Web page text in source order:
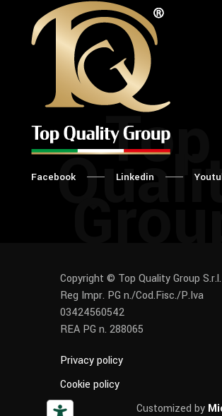
Top
Facebook Linkedin
Copyright © Top Quality Group S.r.l.
Reg Impr. PG n./Cod.Fisc./P.Iva
03424560542
REA PG n. 288065
Privacy policy
Cookie policy
Customized by